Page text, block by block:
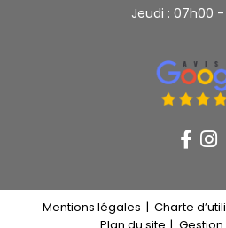
Jeudi : 07h00
Mentions légales
Charte